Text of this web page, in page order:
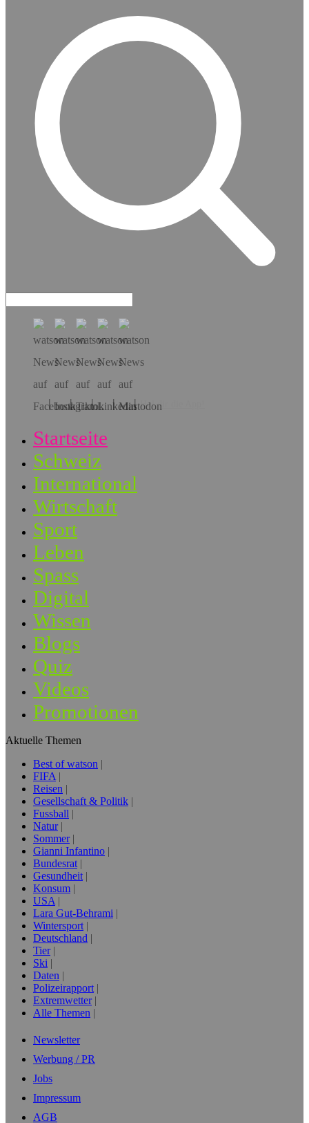
Hol dir die App!
Startseite
Schweiz
International
Wirtschaft
Sport
Leben
Spass
Digital
Wissen
Blogs
Quiz
Videos
Promotionen
Aktuelle Themen
Best of watson
FIFA
Reisen
Gesellschaft & Politik
Fussball
Natur
Sommer
Gianni Infantino
Bundesrat
Gesundheit
Konsum
USA
Lara Gut-Behrami
Wintersport
Deutschland
Tier
Ski
Daten
Polizeirapport
Extremwetter
Alle Themen
Newsletter
Werbung / PR
Jobs
Impressum
AGB